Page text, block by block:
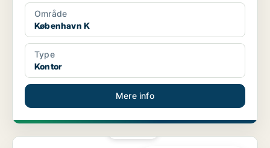
Område
København K
Type
Kontor
Mere info
Kontor i København K